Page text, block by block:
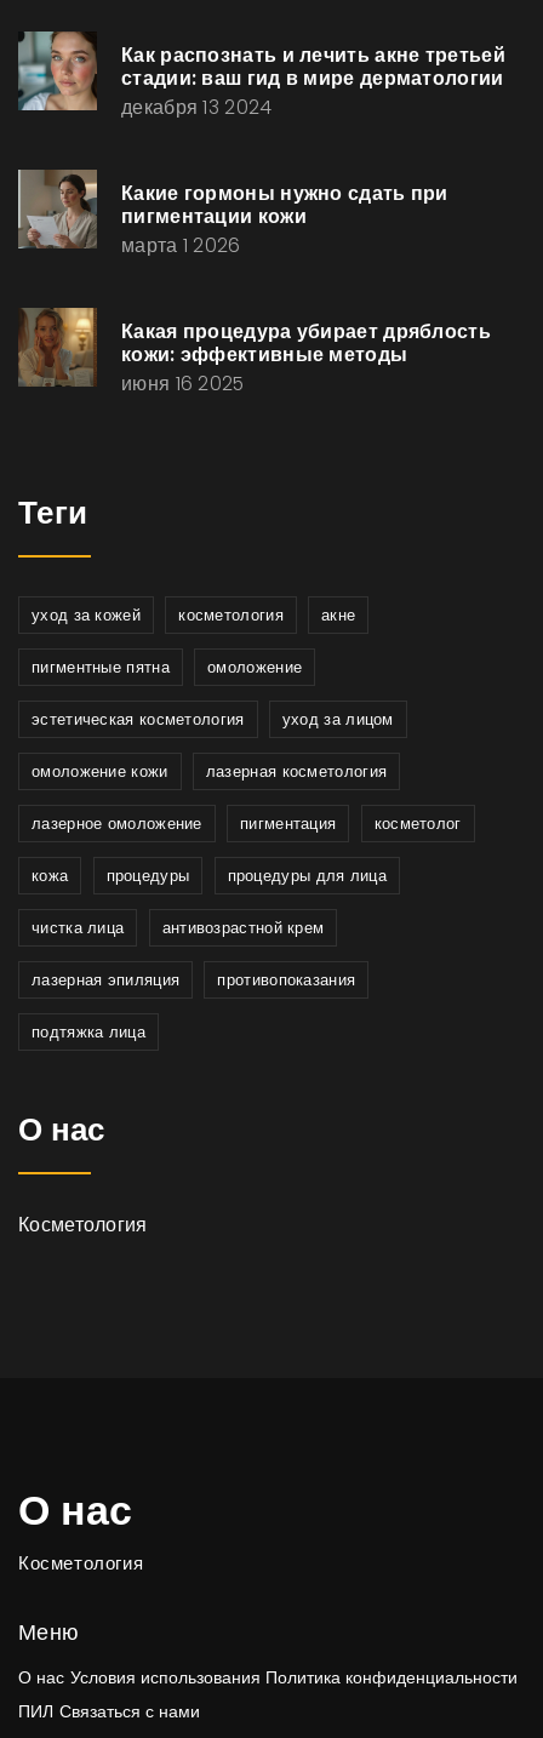
Как распознать и лечить акне третьей
стадии: ваш гид в мире дерматологии
декабря 13 2024
Какие гормоны нужно сдать при
пигментации кожи
марта 1 2026
Какая процедура убирает дряблость
кожи: эффективные методы
июня 16 2025
Теги
уход за кожей косметология акне
пигментные пятна омоложение
эстетическая косметология уход за лицом
омоложение кожи лазерная косметология
лазерное омоложение пигментация косметолог
кожа процедуры процедуры для лица
чистка лица антивозрастной крем
лазерная эпиляция противопоказания
подтяжка лица
О нас
Косметология
О нас
Косметология
Меню
О нас Условия использования Политика конфиденциальности
ПИЛ Связаться с нами